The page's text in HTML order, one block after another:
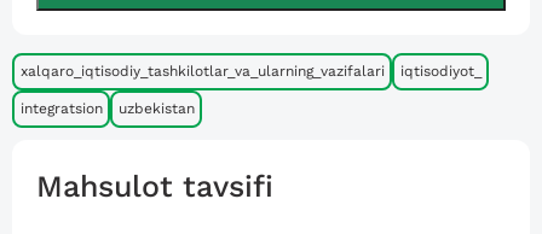
xalqaro_iqtisodiy_tashkilotlar_va_ularning_vazifalari iqtisodiyot_
integratsion uzbekistan
Mahsulot tavsifi